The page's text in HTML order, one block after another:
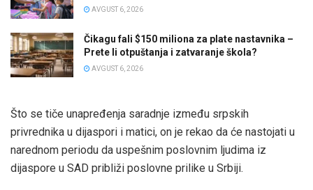
AVGUST 6, 2026
Čikagu fali $150 miliona za plate nastavnika –
Prete li otpuštanja i zatvaranje škola?
AVGUST 6, 2026
Što se tiče unapređenja saradnje između srpskih
privrednika u dijaspori i matici, on je rekao da će nastojati u
narednom periodu da uspešnim poslovnim ljudima iz
dijaspore u SAD približi poslovne prilike u Srbiji.